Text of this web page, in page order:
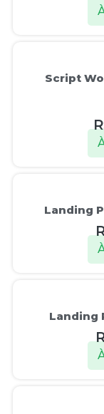
Script
Landing
Landing